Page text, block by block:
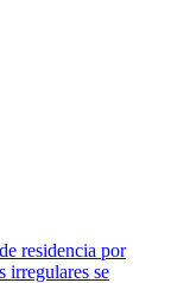
residencia por
irregulares se